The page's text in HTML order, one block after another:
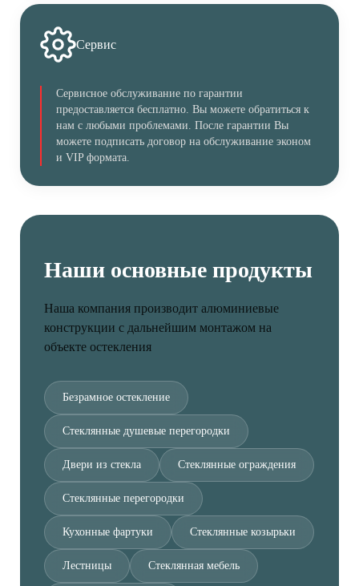
Сервис
Сервисное обслуживание по гарантии
предоставляется бесплатно. Вы можете обратиться к
нам с любыми проблемами. После гарантии Вы
можете подписать договор на обслуживание эконом
и VIP формата.
Наши основные продукты
Наша компания производит алюминиевые
конструкции с дальнейшим монтажом на
объекте остекления
Безрамное остекление
Стеклянные душевые перегородки
Двери из стекла Стеклянные ограждения
Стеклянные перегородки
Кухонные фартуки Стеклянные козырьки
Лестницы Стеклянная мебель